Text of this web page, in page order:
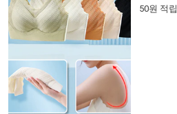
50원 적립